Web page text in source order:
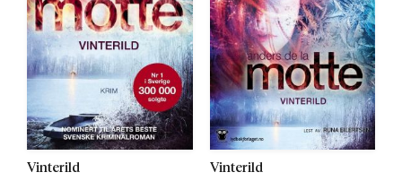
Vinterild Vinterild